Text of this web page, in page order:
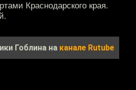
Краснодарского края.
Гоблина на канале Rutube